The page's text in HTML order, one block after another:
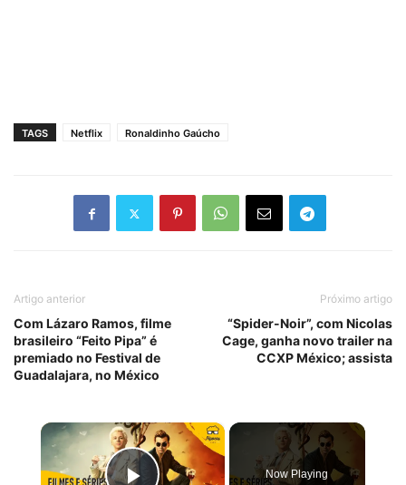
TAGS Netflix Ronaldinho Gaúcho
Artigo anterior
Com Lázaro Ramos, filme
brasileiro “Feito Pipa” é
premiado no Festival de
Guadalajara, no México
Próximo artigo
“Spider-Noir”, com Nicolas
Cage, ganha novo trailer na
CCXP México; assista
×
Now Playing